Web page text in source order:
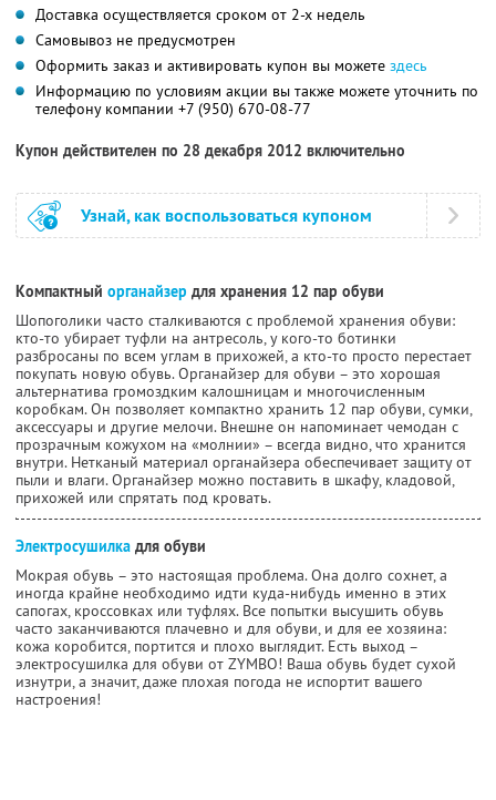
Доставка осуществляется сроком от 2-х недель
Самовывоз не предусмотрен
Оформить заказ и активировать купон вы можете здесь
Информацию по условиям акции вы также можете уточнить по
телефону компании +7 (950) 670-08-77
Купон действителен по 28 декабря 2012 включительно
Узнай, как воспользоваться купоном
Компактный органайзер для хранения 12 пар обуви
Шопоголики часто сталкиваются с проблемой хранения обуви:
кто-то убирает туфли на антресоль, у кого-то ботинки
разбросаны по всем углам в прихожей, а кто-то просто перестает
покупать новую обувь. Органайзер для обуви – это хорошая
альтернатива громоздким калошницам и многочисленным
коробкам. Он позволяет компактно хранить 12 пар обуви, сумки,
аксессуары и другие мелочи. Внешне он напоминает чемодан с
прозрачным кожухом на «молнии» – всегда видно, что хранится
внутри. Нетканый материал органайзера обеспечивает защиту от
пыли и влаги. Органайзер можно поставить в шкафу, кладовой,
прихожей или спрятать под кровать.
Электросушилка для обуви
Мокрая обувь – это настоящая проблема. Она долго сохнет, а
иногда крайне необходимо идти куда-нибудь именно в этих
сапогах, кроссовках или туфлях. Все попытки высушить обувь
часто заканчиваются плачевно и для обуви, и для ее хозяина:
кожа коробится, портится и плохо выглядит. Есть выход –
электросушилка для обуви от ZYMBO! Ваша обувь будет сухой
изнутри, а значит, даже плохая погода не испортит вашего
настроения!